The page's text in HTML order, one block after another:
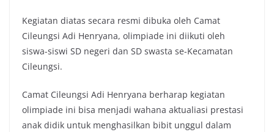
Kegiatan diatas secara resmi dibuka oleh Camat
Cileungsi Adi Henryana, olimpiade ini diikuti oleh
siswa-siswi SD negeri dan SD swasta se-Kecamatan
Cileungsi.
Camat Cileungsi Adi Henryana berharap kegiatan
olimpiade ini bisa menjadi wahana aktualiasi prestasi
anak didik untuk menghasilkan bibit unggul dalam